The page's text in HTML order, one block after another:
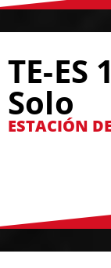
TE-ES
Solo
ESTACIÓN